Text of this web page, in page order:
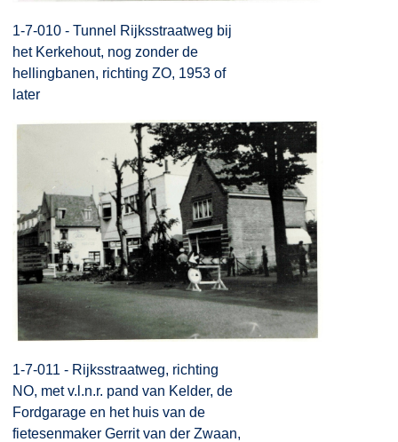
1-7-010 - Tunnel Rijksstraatweg bij
het Kerkehout, nog zonder de
hellingbanen, richting ZO, 1953 of
later
1-7-011 - Rijksstraatweg, richting
NO, met v.l.n.r. pand van Kelder, de
Fordgarage en het huis van de
fietesenmaker Gerrit van der Zwaan,